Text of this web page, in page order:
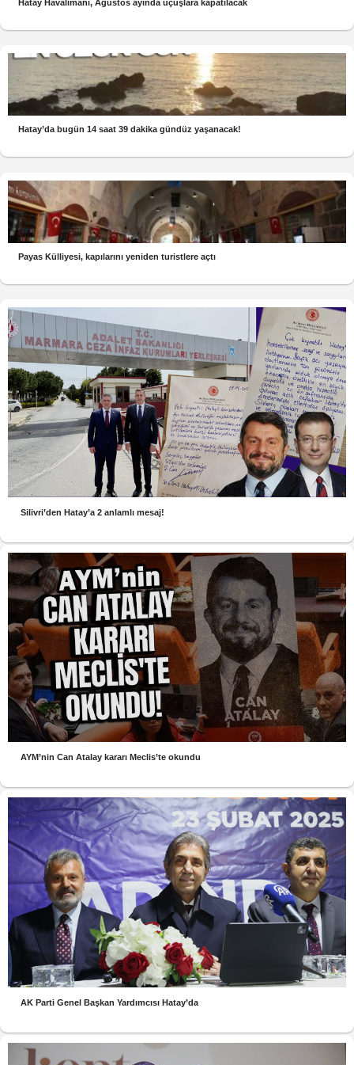
Hatay Havalimanı, Ağustos ayında uçuşlara kapatılacak
Hatay’da bugün 14 saat 39 dakika gündüz yaşanacak!
Payas Külliyesi, kapılarını yeniden turistlere açtı
Silivri’den Hatay’a 2 anlamlı mesaj!
AYM’nin Can Atalay kararı Meclis’te okundu
AK Parti Genel Başkan Yardımcısı Hatay’da